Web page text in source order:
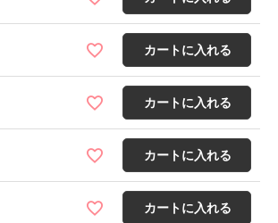
カートに入れる
カートに入れる
カートに入れる
カートに入れる